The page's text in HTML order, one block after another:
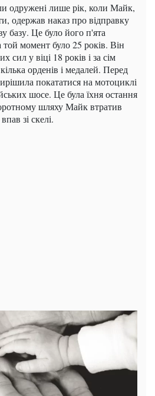
одружені лише рік, коли Майк,
одержав наказ про відправку
базу. Це було його п'ята
момент було 25 років. Він
сил у віці 18 років і за сім
орденів і медалей. Перед
покататися на мотоциклі
шосе. Це була їхня остання
шляху Майк втратив
зі скелі.